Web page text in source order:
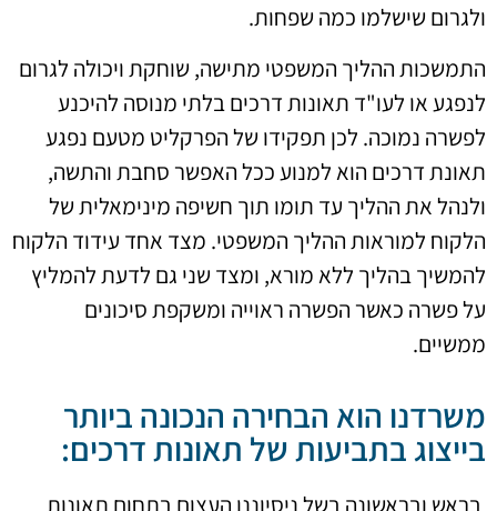
ולגרום שישלמו כמה שפחות.
התמשכות ההליך המשפטי מתישה, שוחקת ויכולה לגרום
לנפגע או לעו"ד תאונות דרכים בלתי מנוסה להיכנע
לפשרה נמוכה. לכן תפקידו של הפרקליט מטעם נפגע
תאונת דרכים הוא למנוע ככל האפשר סחבת והתשה,
ולנהל את ההליך עד תומו תוך חשיפה מינימאלית של
הלקוח למוראות ההליך המשפטי. מצד אחד עידוד הלקוח
להמשיך בהליך ללא מורא, ומצד שני גם לדעת להמליץ
על פשרה כאשר הפשרה ראוייה ומשקפת סיכונים
ממשיים.
משרדנו הוא הבחירה הנכונה ביותר
בייצוג בתביעות של תאונות דרכים:
בראש ובראשונה בשל ניסיוננו העצום בתחום תאונות